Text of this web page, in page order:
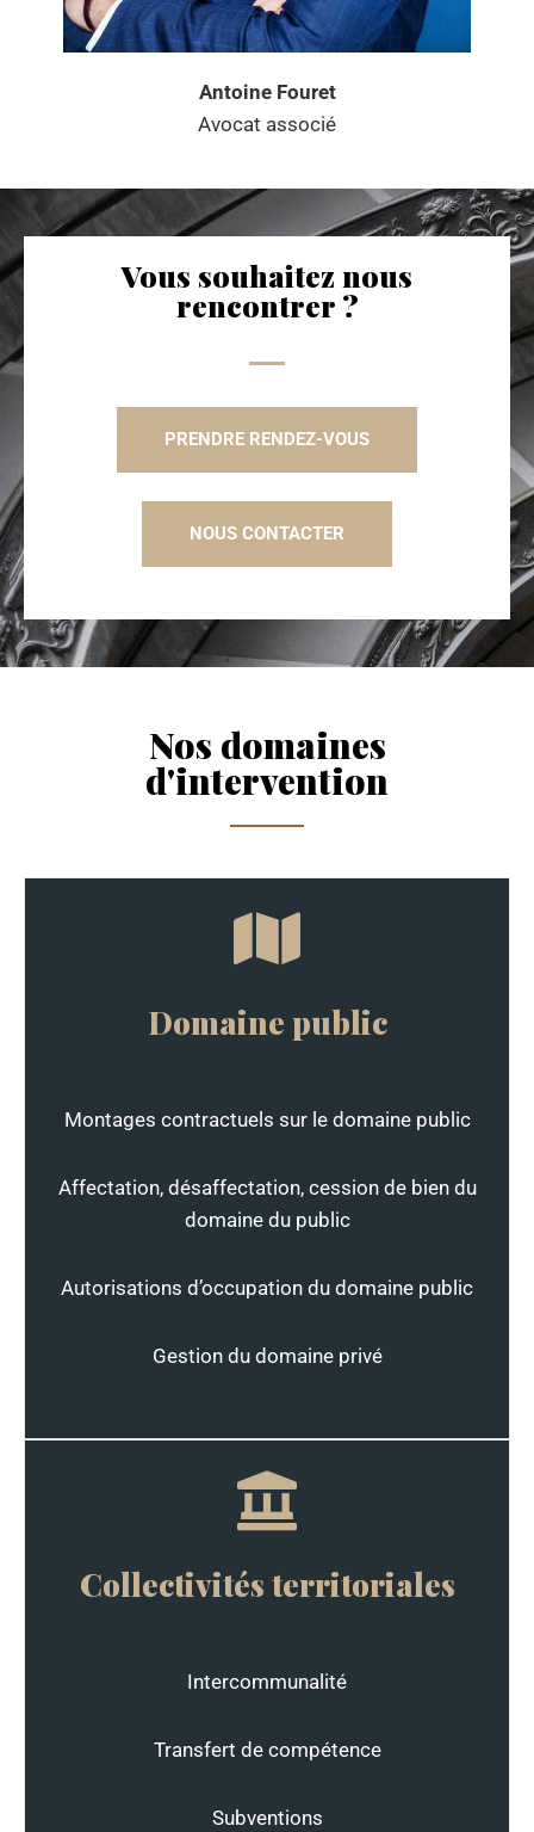
Antoine Fouret
Avocat associé
Vous souhaitez nous
rencontrer ?
PRENDRE RENDEZ-VOUS
NOUS CONTACTER
Nos domaines
d'intervention
Domaine public
Montages contractuels sur le domaine public
Affectation, désaffectation, cession de bien du
domaine du public
Autorisations d’occupation du domaine public
Gestion du domaine privé
Collectivités territoriales
Intercommunalité
Transfert de compétence
Subventions